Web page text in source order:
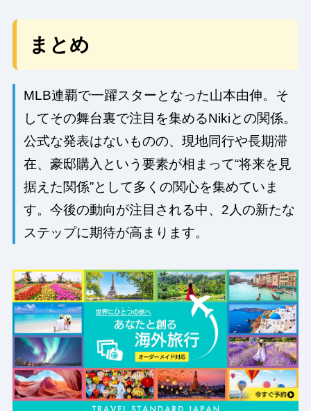
まとめ
MLB連覇で一躍スターとなった山本由伸。そ
してその舞台裏で注目を集めるNikiとの関係。
公式な発表はないものの、現地同行や長期滞
在、豪邸購入という要素が相まって“将来を見
据えた関係”として多くの関心を集めていま
す。今後の動向が注目される中、2人の新たな
ステップに期待が高まります。